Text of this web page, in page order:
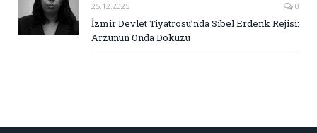
25.12.2025 0
İzmir Devlet Tiyatrosu’nda Sibel Erdenk Rejisi:
Arzunun Onda Dokuzu